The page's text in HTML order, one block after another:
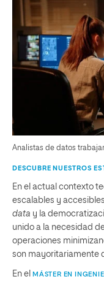
Analistas de datos
DESCUBRE NUESTROS
En el actual contexto
escalables y accesibles
data y la
unido a la necesidad
operaciones
son mayoritariamente
En el MÁSTER EN